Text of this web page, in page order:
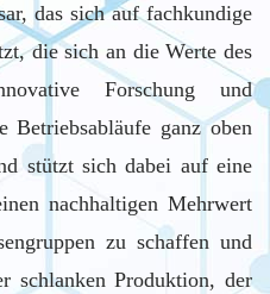
das sich auf fachkundige
die sich an die Werte des
Forschung und
Betriebsabläufe ganz oben
stützt sich dabei auf eine
nachhaltigen Mehrwert
zu schaffen und
schlanken Produktion, der